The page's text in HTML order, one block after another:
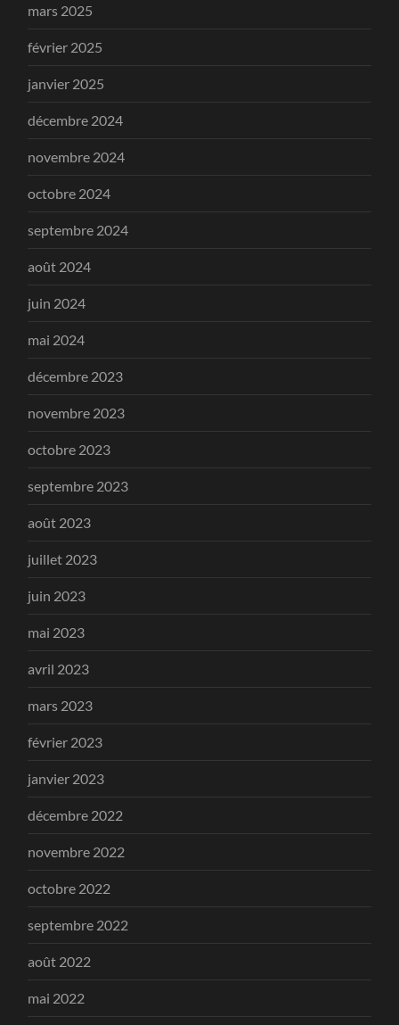
mars 2025
février 2025
janvier 2025
décembre 2024
novembre 2024
octobre 2024
septembre 2024
août 2024
juin 2024
mai 2024
décembre 2023
novembre 2023
octobre 2023
septembre 2023
août 2023
juillet 2023
juin 2023
mai 2023
avril 2023
mars 2023
février 2023
janvier 2023
décembre 2022
novembre 2022
octobre 2022
septembre 2022
août 2022
mai 2022